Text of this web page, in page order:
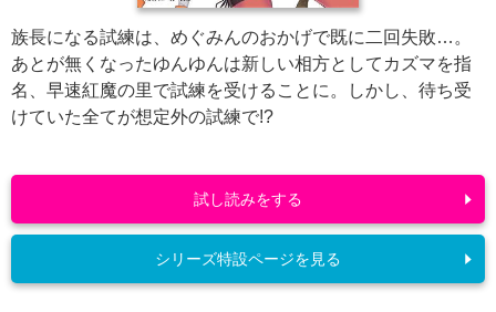
族長になる試練は、めぐみんのおかげで既に二回失敗…。
あとが無くなったゆんゆんは新しい相方としてカズマを指
名、早速紅魔の里で試練を受けることに。しかし、待ち受
けていた全てが想定外の試練で!?
試し読みをする
シリーズ特設ページを見る